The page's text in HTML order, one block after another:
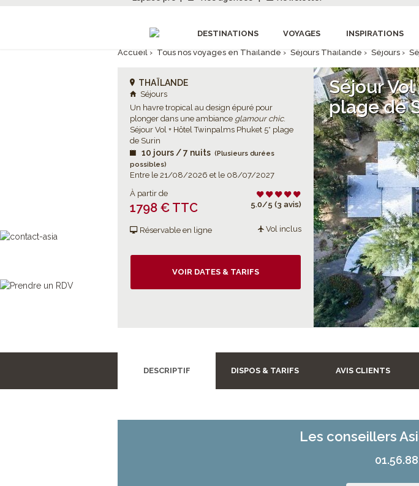
DESTINATIONS VOYAGES INSPIRATIONS
Accueil › Tous nos voyages en Thaïlande › Séjours Thaïlande › Séjours ›
Séjour
plage de
THAÏLANDE
Séjours
Un havre tropical au design épuré pour
plonger dans une ambiance glamour chic.
Séjour Vol + Hôtel Twinpalms Phuket 5* plage
de Surin
10 jours / 7 nuits (Plusieurs durées
possibles)
Entre le 21/08/2026 et le 08/07/2027
À partir de
1798 € TTC 5.0/5 (3 avis)
Réservable en ligne Vol inclus
VOIR DATES & TARIFS
DESCRIPTIF DISPOS & TARIFS AVIS CLIENTS
Les conseillers